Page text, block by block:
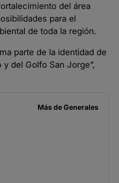
del área
para el
de toda la región.
parte de la identidad de
y del Golfo San Jorge”,
Más deGenerales